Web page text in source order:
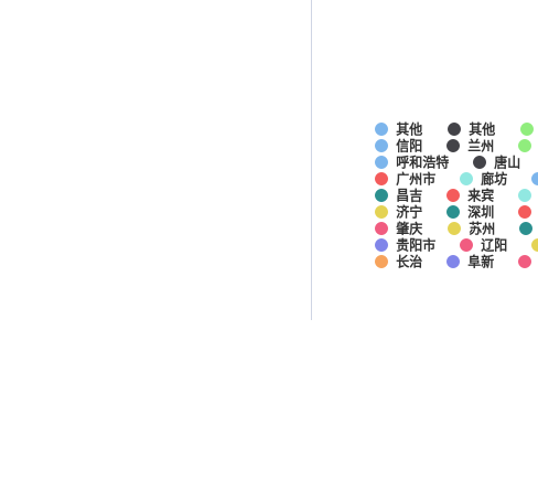
其他 其他
信阳
兰州
呼和浩特
唐山
广州市
廊坊
昌吉
来宾
济宁
深圳
肇庆
苏州
贵阳市
辽阳
长治
阜新